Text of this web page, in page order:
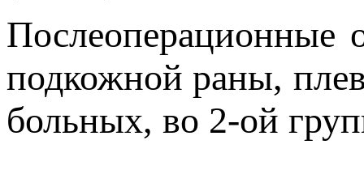
Послеоперационные
подкожной раны,
больных, во 2-ой